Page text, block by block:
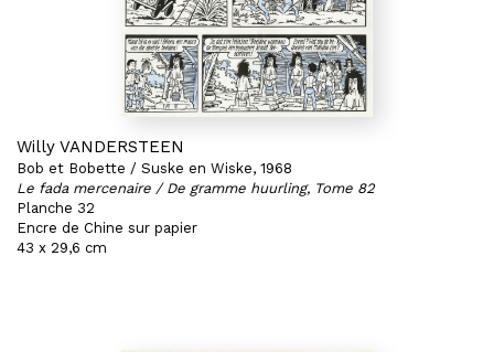
Willy VANDERSTEEN
Bob et Bobette / Suske en Wiske, 1968
Le fada mercenaire / De gramme huurling, Tome 82
Planche 32
Encre de Chine sur papier
43 x 29,6 cm